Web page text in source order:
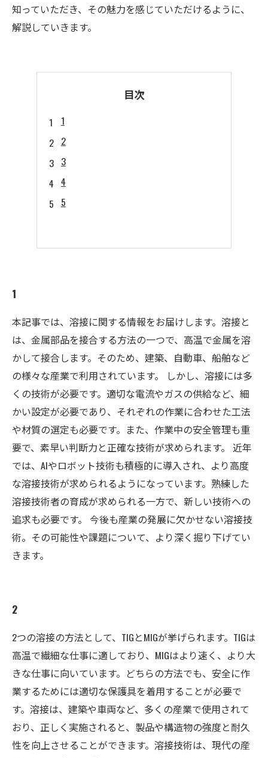
知っていただき、その魅力を感じていただけるように、
解説していきます。
目次
1
2
3
4
5
1
本記事では、溶接に関する情報をお届けします。溶接と
は、金属部品を接合する方法の一つで、高温で金属を溶
かして接合します。そのため、建築、自動車、船舶など
の様々な産業で利用されています。 しかし、溶接には多
くの技術が必要です。適切な電流やガスの供給など、細
かい設定が必要であり、それぞれの作業に合わせた工法
や材質の選定も必要です。また、作業中の安全管理も重
要で、素早い判断力と正確な技術が求められます。 近年
では、AIやロボット技術も積極的に導入され、より高度
な溶接技術が求められるようになっています。熟練した
溶接技術者の育成が求められる一方で、新しい技術への
追求も必要です。 今後も産業の発展に欠かせない溶接技
術。その可能性や課題について、より深く掘り下げてい
きます。
2
2つの溶接の方法として、TIGとMIGが挙げられます。TIGは
高温で繊細な仕事に適しており、MIGはより速く、より大
きな仕事に向いています。どちらの方法でも、安全に作
業するためには適切な保護具を着用することが必要で
す。溶接は、建築や車両など、多くの産業で使用されて
おり、正しく実施されると、製品や構造物の強度と耐久
性を向上させることができます。溶接技術は、現代の産